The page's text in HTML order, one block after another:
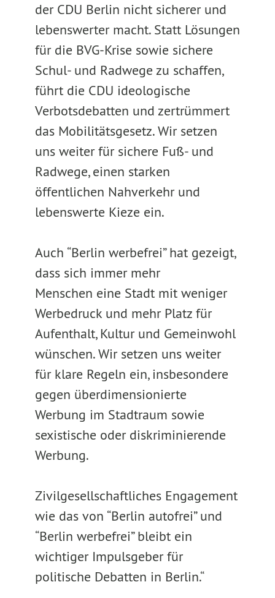
der CDU Berlin nicht sicherer und
lebenswerter macht. Statt Lösungen
für die BVG-Krise sowie sichere
Schul- und Radwege zu schaffen,
führt die CDU ideologische
Verbotsdebatten und zertrümmert
das Mobilitätsgesetz. Wir setzen
uns weiter für sichere Fuß- und
Radwege, einen starken
öffentlichen Nahverkehr und
lebenswerte Kieze ein.
Auch “Berlin werbefrei” hat gezeigt,
dass sich immer mehr
Menschen eine Stadt mit weniger
Werbedruck und mehr Platz für
Aufenthalt, Kultur und Gemeinwohl
wünschen. Wir setzen uns weiter
für klare Regeln ein, insbesondere
gegen überdimensionierte
Werbung im Stadtraum sowie
sexistische oder diskriminierende
Werbung.
Zivilgesellschaftliches Engagement
wie das von “Berlin autofrei” und
“Berlin werbefrei” bleibt ein
wichtiger Impulsgeber für
politische Debatten in Berlin.“